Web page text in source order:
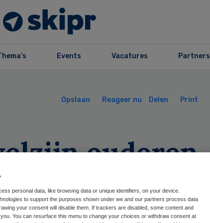
Events Vacatures Partners
Opslaan Reageer nu Delen Print
ouderen
personal data, like browsing data or unique identifiers, on your device.
to support the purposes shown under we and our partners process data
your consent will disable them. If trackers are disabled, some content and
You can resurface this menu to change your choices or withdraw consent at